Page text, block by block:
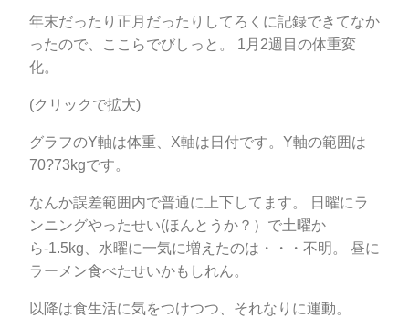
年末だったり正月だったりしてろくに記録できてなか
ったので、ここらでびしっと。 1月2週目の体重変
化。
(クリックで拡大)
グラフのY軸は体重、X軸は日付です。Y軸の範囲は
70?73kgです。
なんか誤差範囲内で普通に上下してます。 日曜にラ
ンニングやったせい(ほんとうか？）で土曜か
ら-1.5kg、水曜に一気に増えたのは・・・不明。 昼に
ラーメン食べたせいかもしれん。
以降は食生活に気をつけつつ、それなりに運動。